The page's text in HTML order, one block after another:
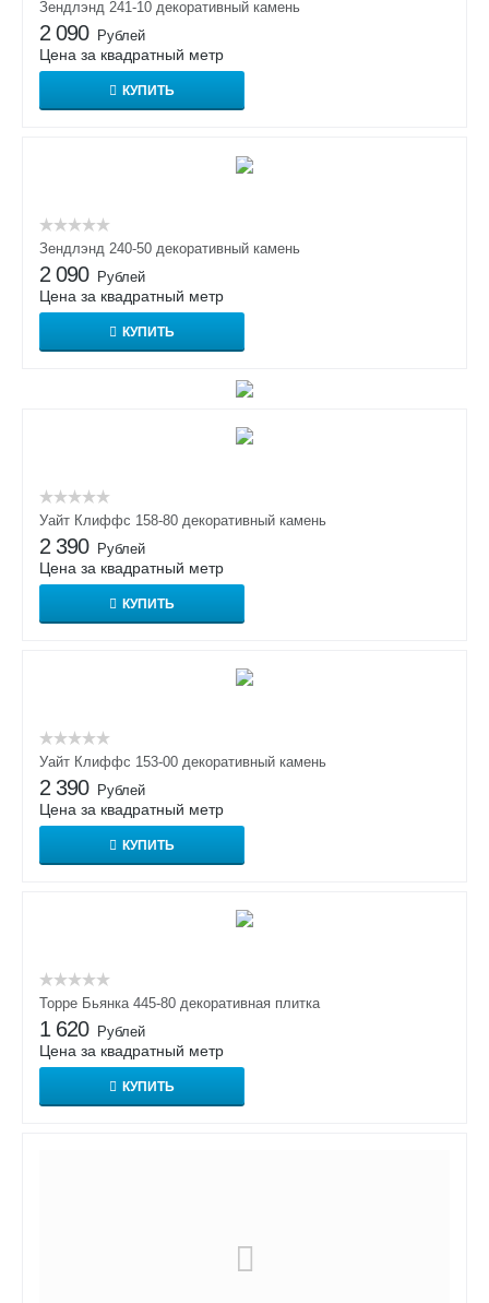
Зендлэнд 241-10 декоративный камень
2 090 Рублей
Цена за квадратный метр
КУПИТЬ
Зендлэнд 240-50 декоративный камень
2 090 Рублей
Цена за квадратный метр
КУПИТЬ
Уайт Клиффс 158-80 декоративный камень
2 390 Рублей
Цена за квадратный метр
КУПИТЬ
Уайт Клиффс 153-00 декоративный камень
2 390 Рублей
Цена за квадратный метр
КУПИТЬ
Торре Бьянка 445-80 декоративная плитка
1 620 Рублей
Цена за квадратный метр
КУПИТЬ